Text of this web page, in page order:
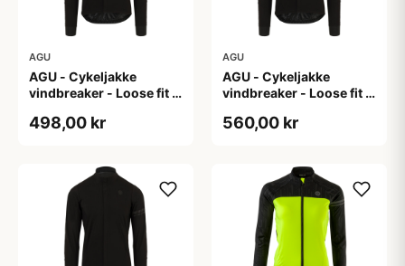
AGU
AGU - Cykeljakke
vindbreaker - Loose fit -
498,00 kr
AGU
AGU - Cykeljakke
vindbreaker - Loose fit -
560,00 kr